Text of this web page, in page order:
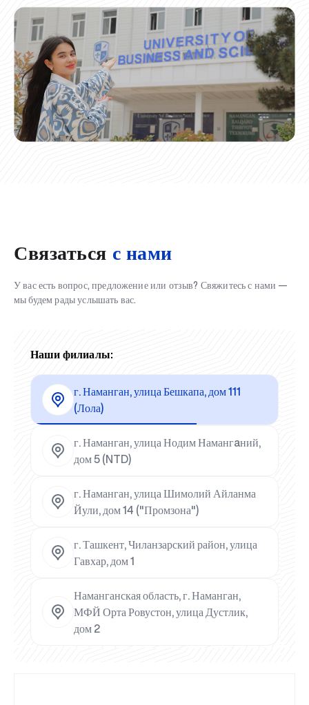
Связаться с нами
У вас есть вопрос, предложение или отзыв? Свяжитесь с нами —
мы будем рады услышать вас.
Наши филиалы:
г. Наманган, улица Бешкапа, дом 111
(Лола)
г. Наманган, улица Нодим Намангaний,
дом 5 (NTD)
г. Наманган, улица Шимолий Айланма
Йули, дом 14 ("Промзона")
г. Ташкент, Чиланзарский район, улица
Гавхар, дом 1
Наманганская область, г. Наманган,
МФЙ Орта Ровустон, улица Дустлик,
дом 2